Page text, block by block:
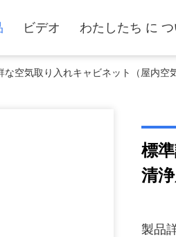
ビデオ わたしたち に つ
な空気取り入れキャビネット（屋内空
標
清浄
製品